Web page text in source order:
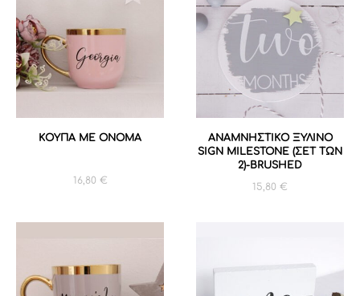
ΚΟΥΠΑ ME ONOMA
16,80 €
ANAMNHΣΤΙΚΟ ΞΥΛΙΝΟ
SIGN MILESTONE (ΣΕΤ ΤΩΝ
2)-BRUSHED
15,80 €